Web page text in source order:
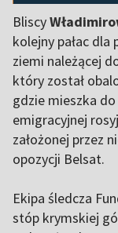
Bliscy
kolejny pałac dla
ziemi należącej
który został
gdzie mieszka
emigracyjnej
założonej przez
opozycji Belsat.
Ekipa śledcza
stóp krymskiej